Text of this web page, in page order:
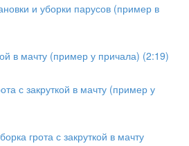
и уборки парусов (пример в
в мачту (пример у причала) (2:19)
с закруткой в мачту (пример у
грота с закруткой в мачту